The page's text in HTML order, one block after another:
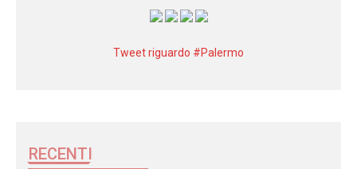
Tweet riguardo #Palermo
RECENTI